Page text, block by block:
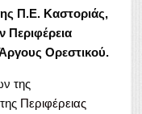
Π.Ε. Καστοριάς,
Περιφέρεια
Ορεστικού.
της
Περιφέρειας